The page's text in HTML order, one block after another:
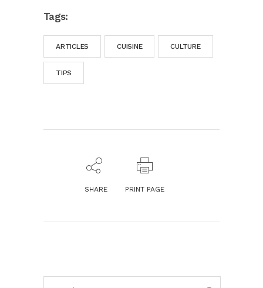
Tags:
ARTICLES CUISINE CULTURE
TIPS
SHARE PRINT PAGE